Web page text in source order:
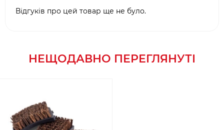
Відгуків про цей товар ще не було.
НЕЩОДАВНО ПЕРЕГЛЯНУТІ